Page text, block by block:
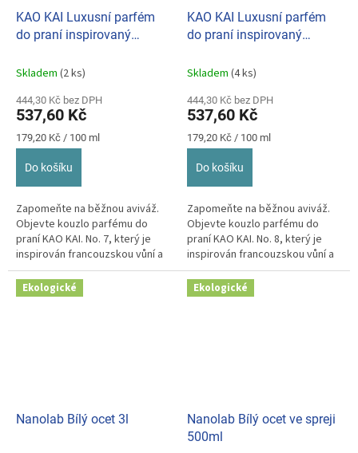
KAO KAI Luxusní parfém
do praní inspirovaný
300ml
Skladem (2 ks)
444,30 Kč bez DPH
537,60 Kč
Měrná
cena:
179,20 Kč / 100 ml
Do košíku
Zapomeňte na běžnou aviváž.
Objevte kouzlo parfému do
praní KAO KAI. No. 7, který je
inspirován francouzskou vůní a
je vyroben s ohledem...
KAO KAI Luxusní parfém
do praní inspirovaný
300ml
Skladem (4 ks)
444,30 Kč bez DPH
537,60 Kč
Měrná
cena:
179,20 Kč / 100 ml
Do košíku
Zapomeňte na běžnou aviváž.
Objevte kouzlo parfému do
praní KAO KAI. No. 8, který je
inspirován francouzskou vůní a
je vyroben s ohledem...
Ekologické
Nanolab Bílý ocet 3l
Ekologické
Nanolab Bílý ocet ve spreji
500ml